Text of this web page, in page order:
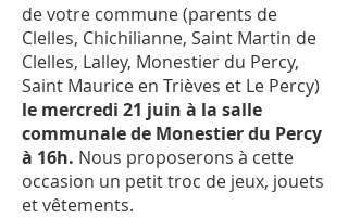
de votre commune (parents de
Clelles, Chichilianne, Saint Martin de
Clelles, Lalley, Monestier du Percy,
Saint Maurice en Trièves et Le Percy)
le mercredi 21 juin à la salle
communale de Monestier du Percy
à 16h. Nous proposerons à cette
occasion un petit troc de jeux, jouets
et vêtements.